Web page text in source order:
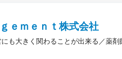
ｅｍｅｎｔ株式会社
も大きく関わることが出来る／薬